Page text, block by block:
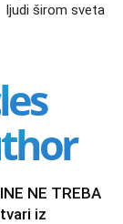
ljudi širom sveta
NE TREBA
iz